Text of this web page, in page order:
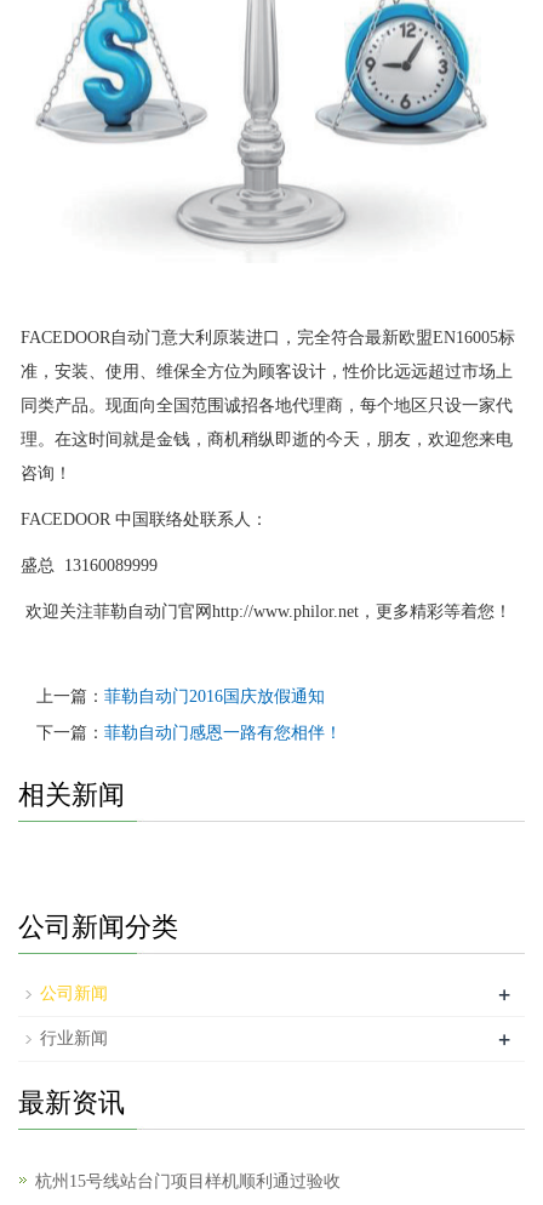
FACEDOOR自动门意大利原装进口，完全符合最新欧盟EN16005标
准，安装、使用、维保全方位为顾客设计，性价比远远超过市场上
同类产品。现面向全国范围诚招各地代理商，每个地区只设一家代
理。在这时间就是金钱，商机稍纵即逝的今天，朋友，欢迎您来电
咨询！
FACEDOOR 中国联络处联系人：
盛总 13160089999
欢迎关注菲勒自动门官网http://www.philor.net，更多精彩等着您！
上一篇： 菲勒自动门2016国庆放假通知
下一篇： 菲勒自动门感恩一路有您相伴！
相关新闻
公司新闻分类
公司新闻 +
行业新闻 +
最新资讯
杭州15号线站台门项目样机顺利通过验收